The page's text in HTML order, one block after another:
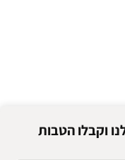
וקבלו הטבות